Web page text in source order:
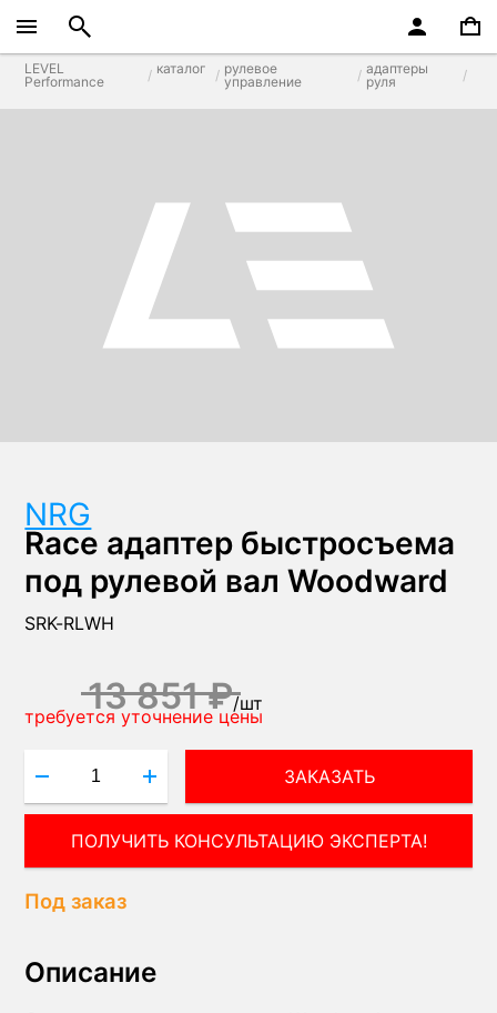
LEVEL
Performance
каталог
рулевое
управление
адаптеры
руля
NRG
Race адаптер быстросъема
под рулевой вал Woodward
SRK-RLWH
13 851 ₽/шт
требуется уточнение цены
ЗАКАЗАТЬ
ПОЛУЧИТЬ КОНСУЛЬТАЦИЮ ЭКСПЕРТА!
Под заказ
Описание